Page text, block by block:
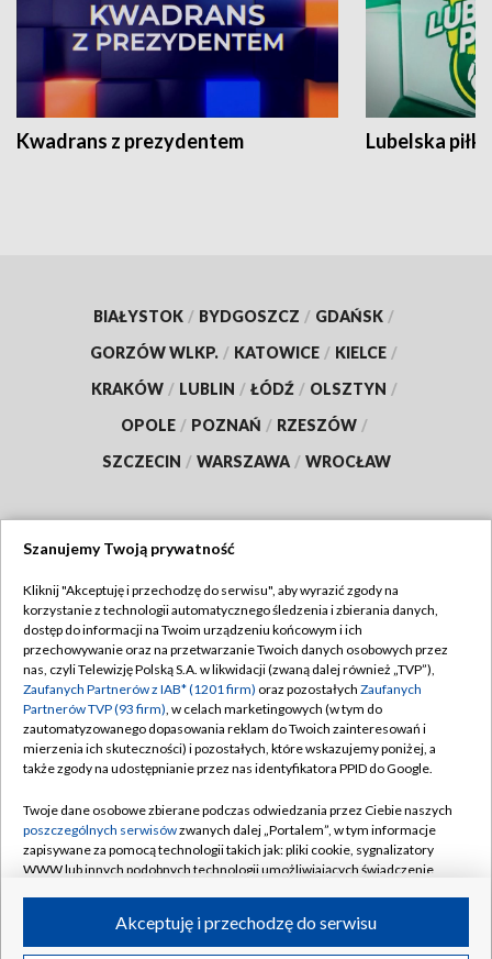
Kwadrans z prezydentem Lubelska piłka
BIAŁYSTOK / BYDGOSZCZ / GDAŃSK /
GORZÓW WLKP. / KATOWICE / KIELCE /
KRAKÓW / LUBLIN / ŁÓDŹ / OLSZTYN /
OPOLE / POZNAŃ / RZESZÓW /
SZCZECIN / WARSZAWA / WROCŁAW
TVP
Abonament TVP
Emisja w TVP
Centrum informacji TVP
Naziemna Telewizja Cyfrowa
Rada Programowa
System NOS
Informacje o nadawcy
Program dla prasy
Regulamin TVP
Polityka prywatności
Moje zgody
Pomoc
Kontakt
Kanały
©2026 Telewizja Polska S.A. w likwidacji
Szanujemy Twoją prywatność
Kliknij "Akceptuję i przechodzę do serwisu", aby wyrazić zgody na
korzystanie z technologii automatycznego śledzenia i zbierania danych,
dostęp do informacji na Twoim urządzeniu końcowym i ich
przechowywanie oraz na przetwarzanie Twoich danych osobowych przez
nas, czyli Telewizję Polską S.A. w likwidacji (zwaną dalej również „TVP”),
Zaufanych Partnerów z IAB* (1201 firm) oraz pozostałych Zaufanych
Partnerów TVP (93 firm), w celach marketingowych (w tym do
zautomatyzowanego dopasowania reklam do Twoich zainteresowań i
mierzenia ich skuteczności) i pozostałych, które wskazujemy poniżej, a
także zgody na udostępnianie przez nas identyfikatora PPID do Google.
Twoje dane osobowe zbierane podczas odwiedzania przez Ciebie naszych
poszczególnych serwisówzwanych dalej „Portalem”, w tym informacje
zapisywane za pomocą technologii takich jak: pliki cookie, sygnalizatory
WWW lub innych podobnych technologii umożliwiających świadczenie
ruchu w Internecie.Akceptuję i przechodzę do serwisu